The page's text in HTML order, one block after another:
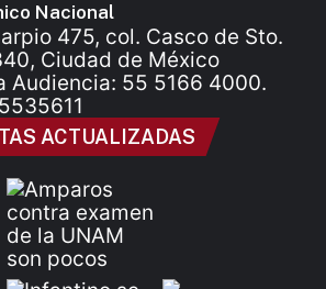
Nacional
475, col. Casco de Sto.
Ciudad de México
Audiencia: 55 5166 4000.
ACTUALIZADAS